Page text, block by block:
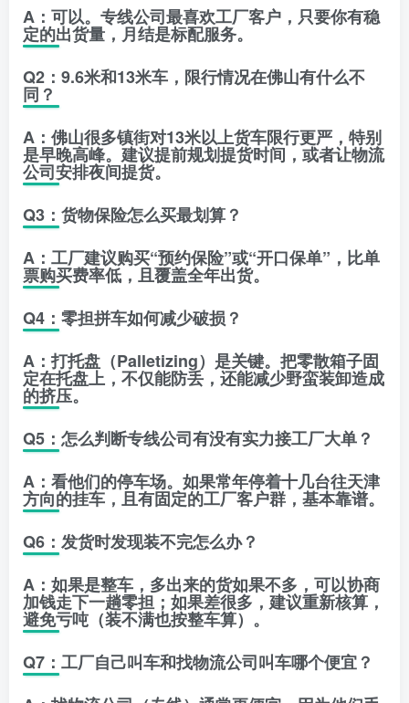
A：可以。专线公司最喜欢工厂客户，只要你有稳
定的出货量，月结是标配服务。
Q2：9.6米和13米车，限行情况在佛山有什么不
同？
A：佛山很多镇街对13米以上货车限行更严，特别
是早晚高峰。建议提前规划提货时间，或者让物流
公司安排夜间提货。
Q3：货物保险怎么买最划算？
A：工厂建议购买“预约保险”或“开口保单”，比单
票购买费率低，且覆盖全年出货。
Q4：零担拼车如何减少破损？
A：打托盘（Palletizing）是关键。把零散箱子固
定在托盘上，不仅能防丢，还能减少野蛮装卸造成
的挤压。
Q5：怎么判断专线公司有没有实力接工厂大单？
A：看他们的停车场。如果常年停着十几台往天津
方向的挂车，且有固定的工厂客户群，基本靠谱。
Q6：发货时发现装不完怎么办？
A：如果是整车，多出来的货如果不多，可以协商
加钱走下一趟零担；如果差很多，建议重新核算，
避免亏吨（装不满也按整车算）。
Q7：工厂自己叫车和找物流公司叫车哪个便宜？